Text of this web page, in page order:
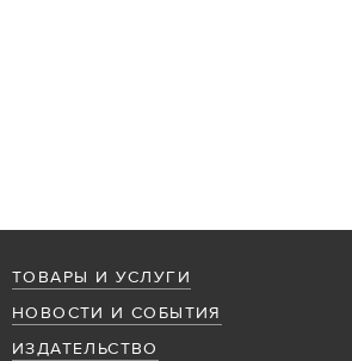
ТОВАРЫ И УСЛУГИ
НОВОСТИ И СОБЫТИЯ
ИЗДАТЕЛЬСТВО